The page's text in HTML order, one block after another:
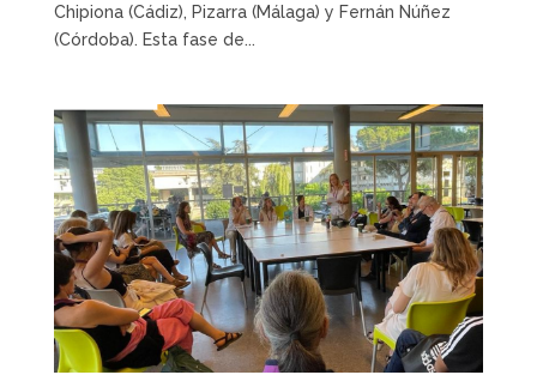
Chipiona (Cádiz), Pizarra (Málaga) y Fernán Núñez
(Córdoba). Esta fase de...